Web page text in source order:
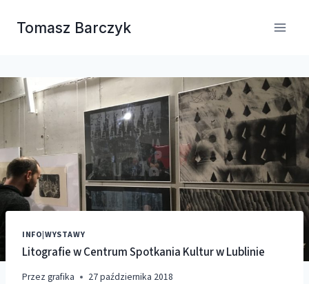
Tomasz Barczyk
INFO|WYSTAWY
Litografie w Centrum Spotkania Kultur w Lublinie
Przez grafika 27 października 2018